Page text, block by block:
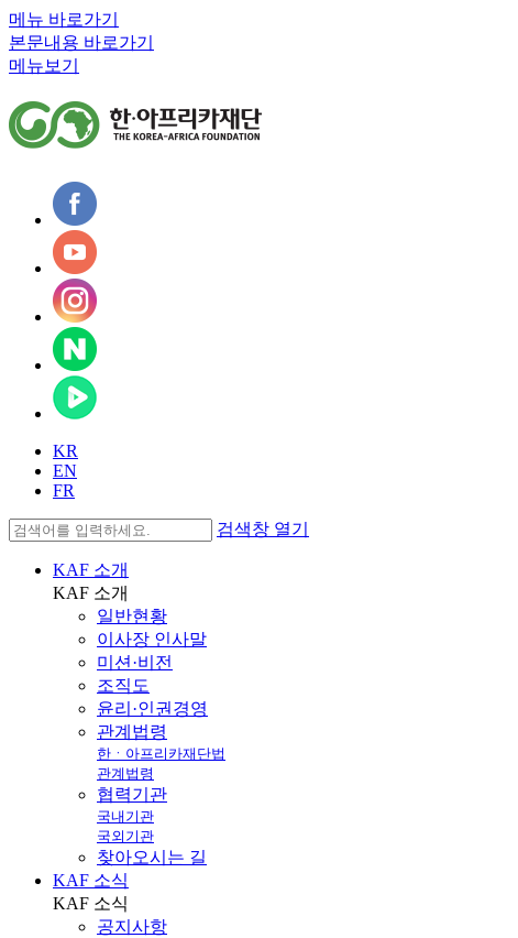
메뉴 바로가기
본문내용 바로가기
메뉴보기
KR
EN
FR
검색창 열기
KAF 소개
KAF 소개
일반현황
이사장 인사말
미션·비전
조직도
윤리·인권경영
관계법령
한ㆍ아프리카재단법
관계법령
협력기관
국내기관
국외기관
찾아오시는 길
KAF 소식
KAF 소식
공지사항